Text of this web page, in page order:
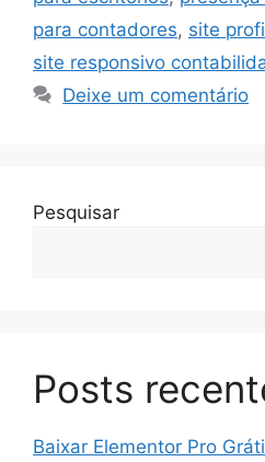
para contadores, site
site responsivo
Deixe um comentário
Pesquisar
Posts
Baixar Elementor Pro